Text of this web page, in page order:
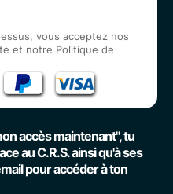
vous acceptez nos
et notre Politique de
accès maintenant", tu
au C.R.S. ainsi qu'à ses
pour accéder à ton